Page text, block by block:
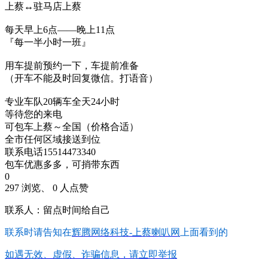
上蔡↔️驻马店上蔡
每天早上6点——晚上11点
『每一半小时一班』
用车提前预约一下，车提前准备
（开车不能及时回复微信。打语音）
专业车队20辆车全天24小时
等待您的来电
可包车上蔡～全国（价格合适）
全市任何区域接送到位
联系电话15514473340
包车优惠多多，可捎带东西
0
297 浏览、 0 人点赞
联系人：留点时间给自己
联系时请告知在辉腾网络科技-上蔡喇叭网 上面看到的
如遇无效、虚假、诈骗信息，请立即举报